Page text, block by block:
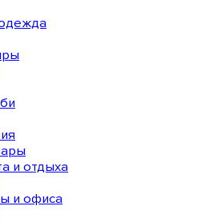
и отдыха
и офиса